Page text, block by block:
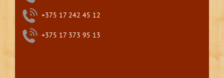
+375 17 242 45 12
+375 17 373 95 13